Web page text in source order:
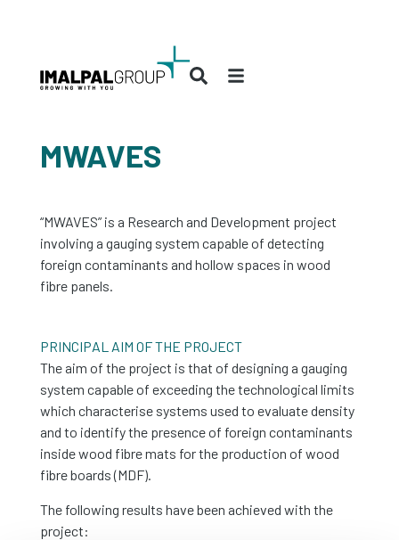
MWAVES
“MWAVES” is a Research and Development project
involving a gauging system capable of detecting
foreign contaminants and hollow spaces in wood
fibre panels.
PRINCIPAL AIM OF THE PROJECT
The aim of the project is that of designing a gauging
system capable of exceeding the technological limits
which characterise systems used to evaluate density
and to identify the presence of foreign contaminants
inside wood fibre mats for the production of wood
fibre boards (MDF).
The following results have been achieved with the
project: